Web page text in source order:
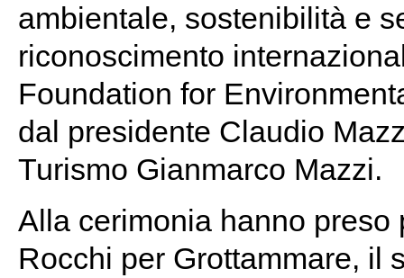
ambientale, sostenibilità e
riconoscimento
Foundation for
dal presidente Claudio
Turismo Gianmarco Mazzi.
Alla cerimonia hanno
Rocchi per Grottammare, il